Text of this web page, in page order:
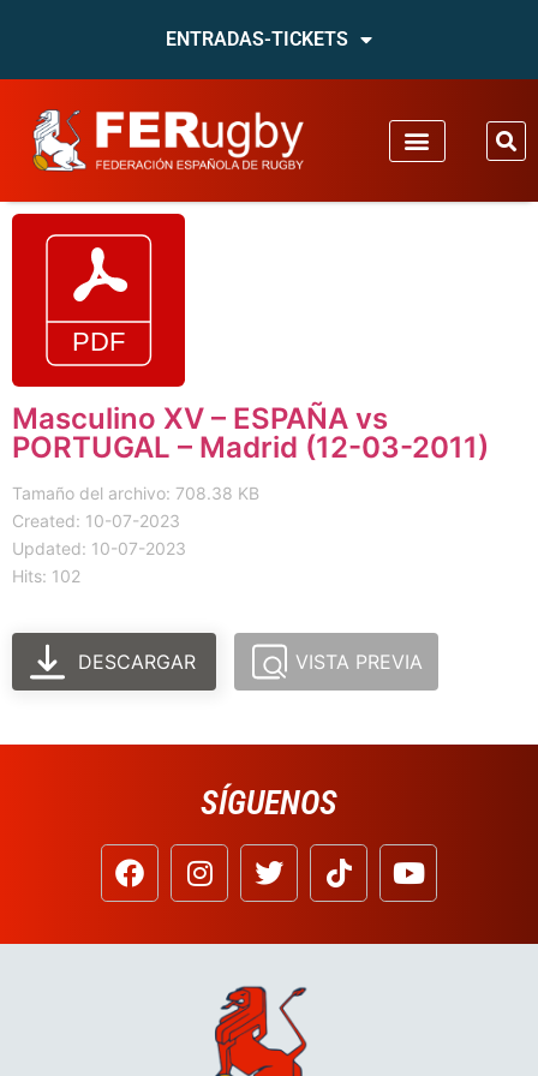
ENTRADAS-TICKETS
Masculino XV – ESPAÑA vs
PORTUGAL – Madrid (12-03-2011)
Tamaño del archivo: 708.38 KB
Created: 10-07-2023
Updated: 10-07-2023
Hits: 102
DESCARGAR VISTA PREVIA
SÍGUENOS